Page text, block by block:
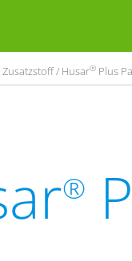
/ Husar® Plus
®